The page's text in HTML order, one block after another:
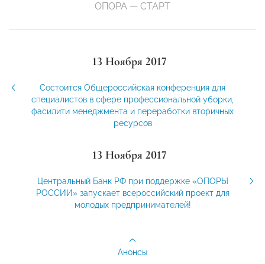
ОПОРА — СТАРТ
13 Ноября 2017
Состоится Общероссийская конференция для
специалистов в сфере профессиональной уборки,
фасилити менеджмента и переработки вторичных
ресурсов
13 Ноября 2017
Центральный Банк РФ при поддержке «ОПОРЫ
РОССИИ» запускает всероссийский проект для
молодых предпринимателей!
Анонсы